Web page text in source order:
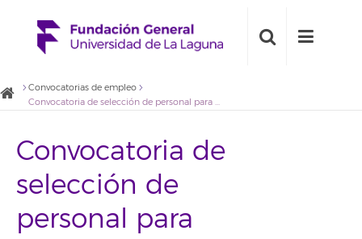
Convocatorias de empleo
Convocatoria de selección de personal para participar en el proyecto “Assessment of plenoptic refocusing methods for 3D visions-based relative navigation”
Convocatoria de
selección de
personal para